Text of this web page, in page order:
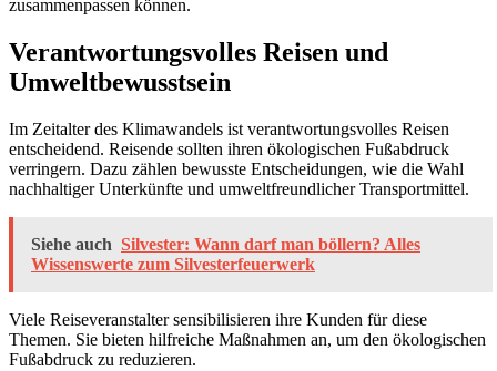
zusammenpassen können.
Verantwortungsvolles Reisen und
Umweltbewusstsein
Im Zeitalter des Klimawandels ist verantwortungsvolles Reisen
entscheidend. Reisende sollten ihren ökologischen Fußabdruck
verringern. Dazu zählen bewusste Entscheidungen, wie die Wahl
nachhaltiger Unterkünfte und umweltfreundlicher Transportmittel.
Siehe auch Silvester: Wann darf man böllern? Alles
Wissenswerte zum Silvesterfeuerwerk
Viele Reiseveranstalter sensibilisieren ihre Kunden für diese
Themen. Sie bieten hilfreiche Maßnahmen an, um den ökologischen
Fußabdruck zu reduzieren.